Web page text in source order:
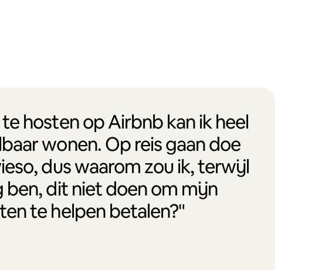
hosten op Airbnb kan ik heel
wonen. Op reis gaan doe
dus waarom zou ik, terwijl
ben, dit niet doen om mijn
te helpen betalen?"